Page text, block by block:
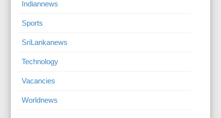
Indiannews
Sports
SriLankanews
Technology
Vacancies
Worldnews